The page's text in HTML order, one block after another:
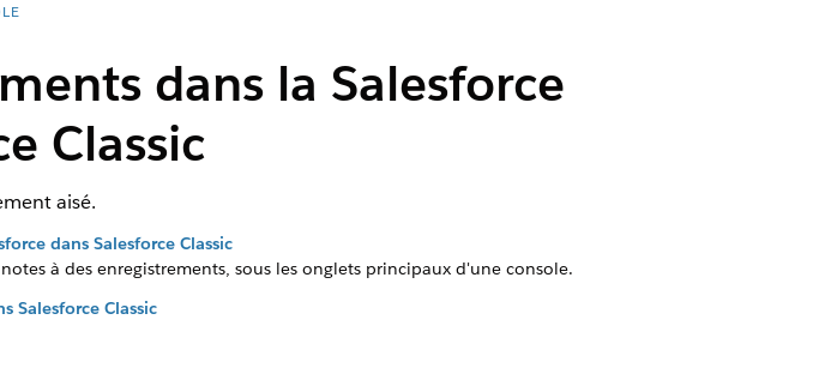
dans la Salesforce
Classic
aisé.
dans Salesforce Classic
à des enregistrements, sous les onglets principaux d'une console.
Salesforce Classic